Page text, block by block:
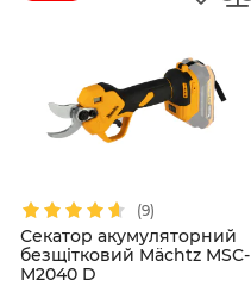
(9)
Секатор акумуляторний
безщітковий Mächtz MSC-
M2040 D